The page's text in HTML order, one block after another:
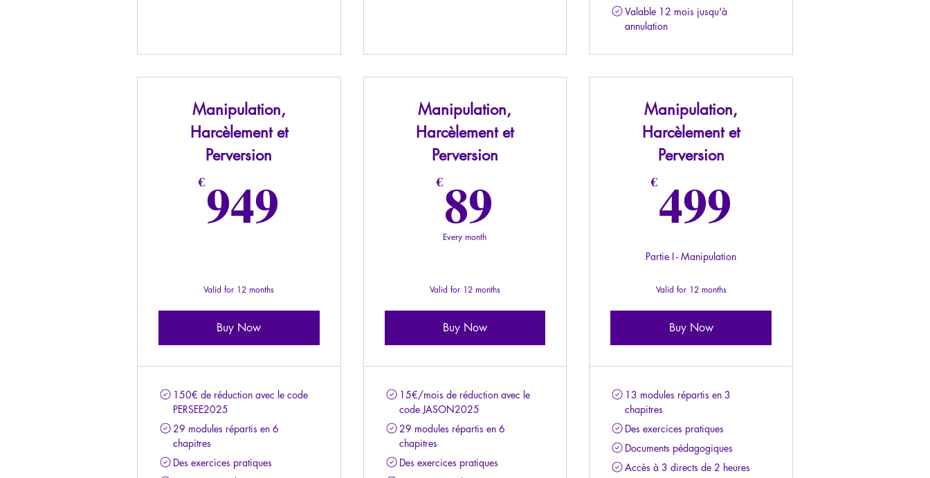
Valable 12 mois jusqu'à
annulation
Manipulation,
Harcèlement et
Perversion
€949
Valid for 12 months
Buy Now
150€ de réduction avec le code
PERSEE2025
29 modules répartis en 6
chapitres
Des exercices pratiques
Manipulation,
Harcèlement et
Perversion
€89
Every month
Valid for 12 months
Buy Now
15€/mois de réduction avec le
code JASON2025
29 modules répartis en 6
chapitres
Des exercices pratiques
Manipulation,
Harcèlement et
Perversion
€499
Partie I - Manipulation
Valid for 12 months
Buy Now
13 modules répartis en 3
chapitres
Des exercices pratiques
Documents pédagogiques
Accès à 3 directs de 2 heures